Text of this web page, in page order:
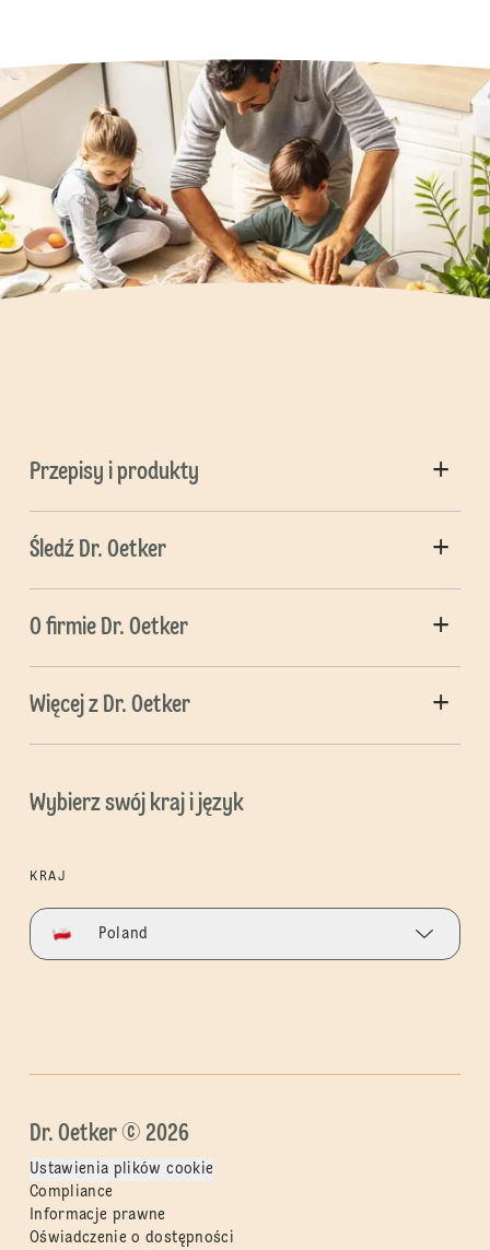
Przepisy i produkty
Śledź Dr. Oetker
O firmie Dr. Oetker
Więcej z Dr. Oetker
Wybierz swój kraj i język
KRAJ
Poland
Dr. Oetker © 2026
Ustawienia plików cookie
Compliance
Informacje prawne
Oświadczenie o dostępności